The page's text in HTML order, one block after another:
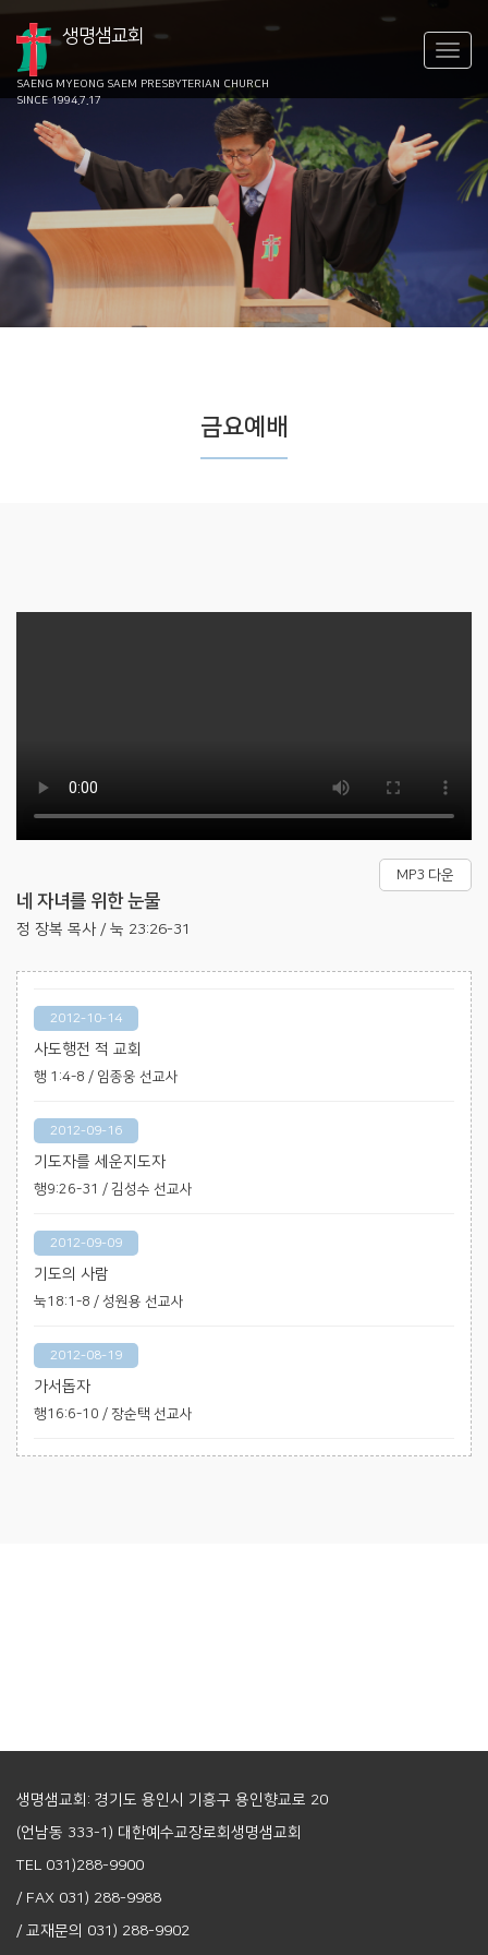
생명샘교회
SAENG MYEONG SAEM PRESBYTERIAN CHURCH
SINCE 1994.7.17
금요예배
MP3 다운
네 자녀를 위한 눈물
정 장복 목사 / 눅 23:26-31
2012-10-14
사도행전 적 교회
행 1:4-8 / 임종웅 선교사
2012-09-16
기도자를 세운지도자
행9:26-31 / 김성수 선교사
2012-09-09
기도의 사람
눅18:1-8 / 성원용 선교사
2012-08-19
가서돕자
행16:6-10 / 장순택 선교사
생명샘교회: 경기도 용인시 기흥구 용인향교로 20
(언남동 333-1) 대한예수교장로회생명샘교회
TEL 031)288-9900
/ FAX 031) 288-9988
/ 교재문의 031) 288-9902